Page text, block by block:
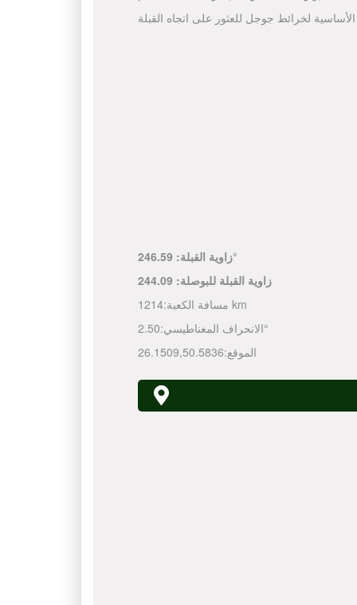
زاوية القبلة:246.59°
زاوية القبلة للبوصلة: 244.09
مسافة الكعبة: 1214 km
الانحراف المغناطيسي:2.50°
الموقع:
26.1509,50.5836